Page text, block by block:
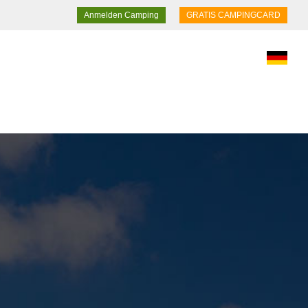
GRATIS CAMPINGCARD
Anmelden Camping